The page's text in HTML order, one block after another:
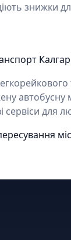
знижки
сервіси для